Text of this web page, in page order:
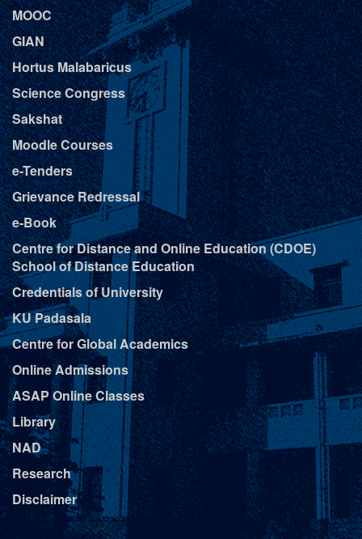
Master of Visual Arts in Painting and Master of Visual Arts in
Art History offered for the year 2026 - 27 at the Raja Ravi
Varma Centre of Excellence for Visual Arts, Mavelikara.
10.07.2026 02:43 PM
Notification - Ph.D. Course Work Examinations, December
2025 – Applications for Revaluation – Invited -reg.
06.07.2026 12:25 PM
MOOC
GIAN
Hortus Malabaricus
Science Congress
Sakshat
Moodle Courses
e-Tenders
Grievance Redressal
e-Book
Centre for Distance and Online Education (CDOE)
School of Distance Education
Credentials of University
KU Padasala
Centre for Global Academics
Online Admissions
ASAP Online Classes
Library
NAD
Research
Disclaimer